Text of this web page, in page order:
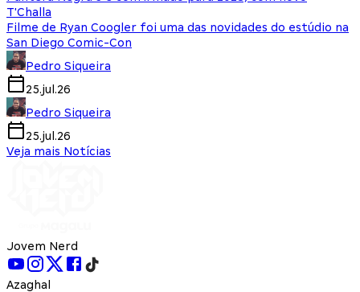
T'Challa
Filme de Ryan Coogler foi uma das novidades do estúdio na
San Diego Comic-Con
Pedro Siqueira
25.jul.26
Pedro Siqueira
25.jul.26
Veja mais Notícias
Jovem Nerd
Azaghal